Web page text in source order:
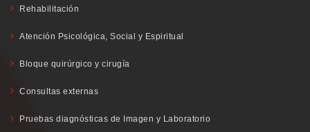
Rehabilitación
Atención Psicológica, Social y Espiritual
Bloque quirúrgico y cirugía
Consultas externas
Pruebas diagnósticas de Imagen y Laboratorio